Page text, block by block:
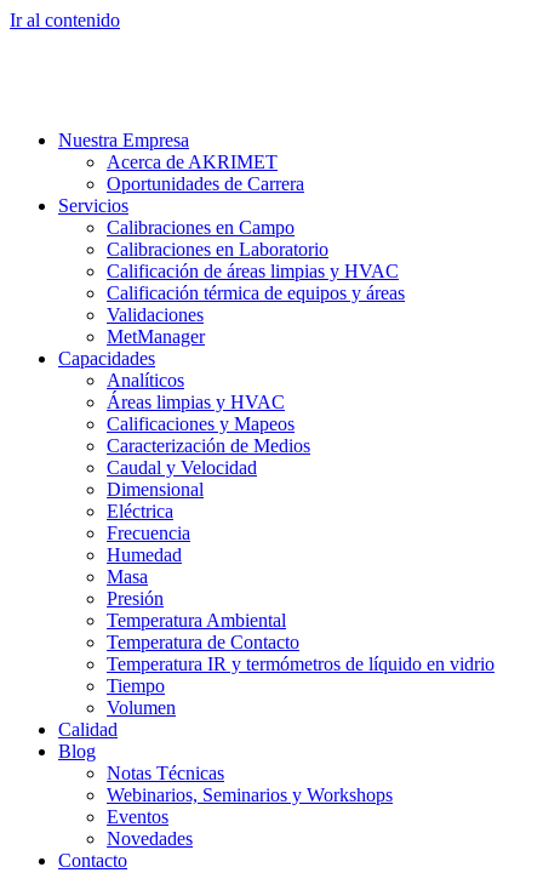
Ir al contenido
Nuestra Empresa
Acerca de AKRIMET
Oportunidades de Carrera
Servicios
Calibraciones en Campo
Calibraciones en Laboratorio
Calificación de áreas limpias y HVAC
Calificación térmica de equipos y áreas
Validaciones
MetManager
Capacidades
Analíticos
Áreas limpias y HVAC
Calificaciones y Mapeos
Caracterización de Medios
Caudal y Velocidad
Dimensional
Eléctrica
Frecuencia
Humedad
Masa
Presión
Temperatura Ambiental
Temperatura de Contacto
Temperatura IR y termómetros de líquido en vidrio
Tiempo
Volumen
Calidad
Blog
Notas Técnicas
Webinarios, Seminarios y Workshops
Eventos
Novedades
Contacto